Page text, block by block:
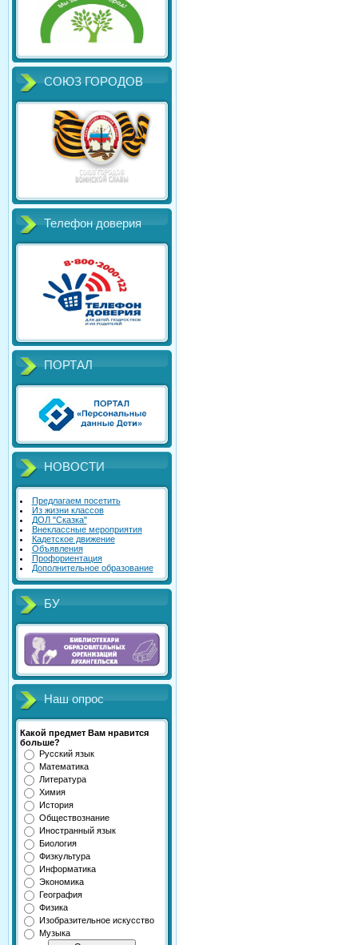
СОЮЗ ГОРОДОВ
Телефон доверия
ПОРТАЛ
НОВОСТИ
Предлагаем посетить
Из жизни классов
ДОЛ "Сказка"
Внеклассные мероприятия
Кадетское движение
Объявления
Профориентация
Дополнительное образование
БУ
Наш опрос
Какой предмет Вам нравится
больше?
Русский язык
Математика
Литература
Химия
История
Обществознание
Иностранный язык
Биология
Физкультура
Информатика
Экономика
География
Физика
Изобразительное искусство
Музыка